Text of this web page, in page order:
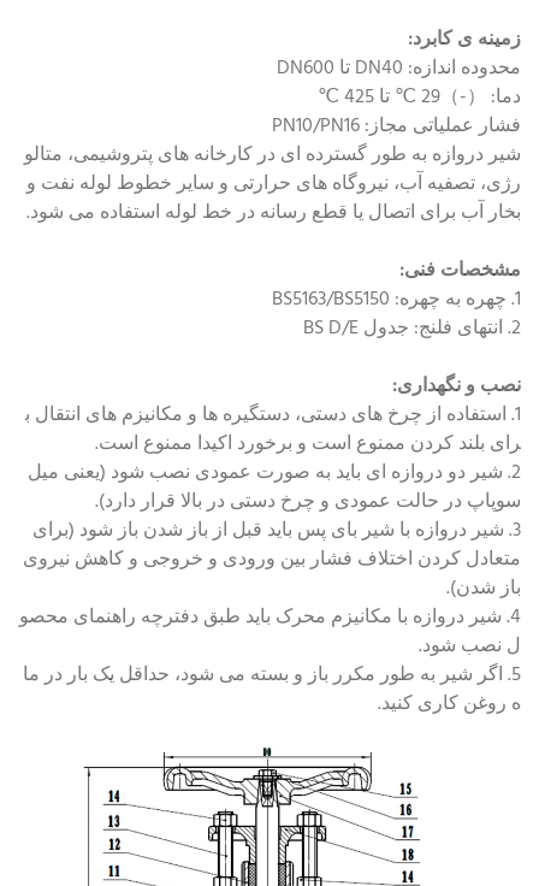
زمینه ی کابرد:
محدوده اندازه: DN40 تا DN600
دما: （-）29 ℃ تا 425 ℃
فشار عملیاتی مجاز: PN10/PN16
شیر دروازه به طور گسترده ای در کارخانه های پتروشیمی، متالو
رژی، تصفیه آب، نیروگاه های حرارتی و سایر خطوط لوله نفت و
بخار آب برای اتصال یا قطع رسانه در خط لوله استفاده می شود.
مشخصات فنی:
1. چهره به چهره: BS5163/BS5150
2. انتهای فلنج: جدول BS D/E
نصب و نگهداری:
1. استفاده از چرخ های دستی، دستگیره ها و مکانیزم های انتقال ب
رای بلند کردن ممنوع است و برخورد اکیدا ممنوع است.
2. شیر دو دروازه ای باید به صورت عمودی نصب شود (یعنی میل
سوپاپ در حالت عمودی و چرخ دستی در بالا قرار دارد).
3. شیر دروازه با شیر بای پس باید قبل از باز شدن باز شود (برای
متعادل کردن اختلاف فشار بین ورودی و خروجی و کاهش نیروی
باز شدن).
4. شیر دروازه با مکانیزم محرک باید طبق دفترچه راهنمای محصو
ل نصب شود.
5. اگر شیر به طور مکرر باز و بسته می شود، حداقل یک بار در ما
ه روغن کاری کنید.